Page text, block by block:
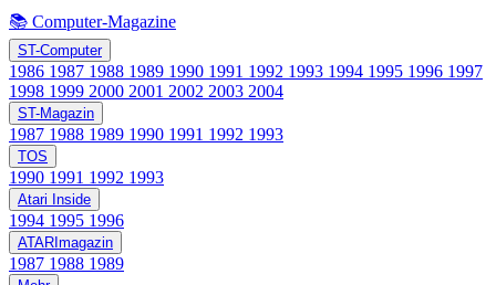
📚 Computer-Magazine
ST-Computer
1986 1987 1988 1989 1990 1991 1992 1993 1994 1995 1996 1997
1998 1999 2000 2001 2002 2003 2004
ST-Magazin
1987 1988 1989 1990 1991 1992 1993
TOS
1990 1991 1992 1993
Atari Inside
1994 1995 1996
ATARImagazin
1987 1988 1989